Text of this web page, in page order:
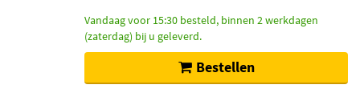
Vandaag voor 15:30 besteld, binnen 2 werkdagen
(zaterdag) bij u geleverd.
Bestellen